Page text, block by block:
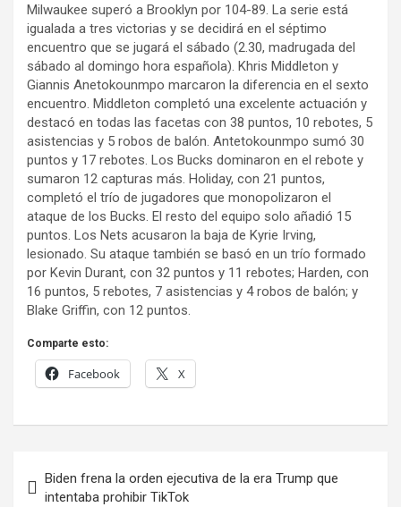
Milwaukee superó a Brooklyn por 104-89. La serie está
igualada a tres victorias y se decidirá en el séptimo
encuentro que se jugará el sábado (2.30, madrugada del
sábado al domingo hora española). Khris Middleton y
Giannis Anetokounmpo marcaron la diferencia en el sexto
encuentro. Middleton completó una excelente actuación y
destacó en todas las facetas con 38 puntos, 10 rebotes, 5
asistencias y 5 robos de balón. Antetokounmpo sumó 30
puntos y 17 rebotes. Los Bucks dominaron en el rebote y
sumaron 12 capturas más. Holiday, con 21 puntos,
completó el trío de jugadores que monopolizaron el
ataque de los Bucks. El resto del equipo solo añadió 15
puntos. Los Nets acusaron la baja de Kyrie Irving,
lesionado. Su ataque también se basó en un trío formado
por Kevin Durant, con 32 puntos y 11 rebotes; Harden, con
16 puntos, 5 rebotes, 7 asistencias y 4 robos de balón; y
Blake Griffin, con 12 puntos.
Comparte esto:
Facebook X
de
Biden frena la orden ejecutiva de la era Trump que
intentaba prohibir TikTok